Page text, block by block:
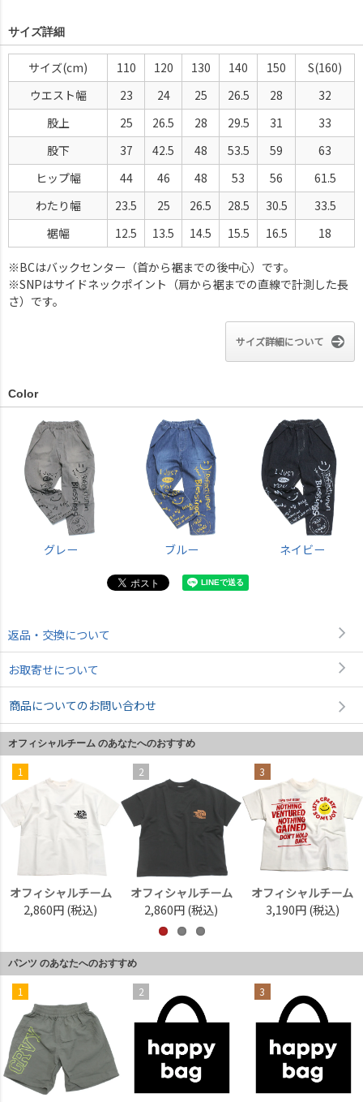
サイズ詳細
サイズ(cm) 110 120 130 140 150
S(160)
ウエスト幅
23 24 25 26.5 28
32
股上
25 26.5 28 29.5 31
33
股下
37 42.5 48 53.5 59
63
ヒップ幅
44 46 48 53 56
61.5
わたり幅
23.5 25 26.5 28.5 30.5
33.5
裾幅
12.5 13.5 14.5 15.5 16.5 18
※BCはバックセンター（首から裾までの後中心）です。
※SNPはサイドネックポイント（肩から裾までの直線で計測した長
さ）です。
サイズ詳細について
Color
グレー ブルー ネイビー
返品・交換について
お取寄せについて
商品についてのお問い合わせ
オフィシャルチーム のあなたへのおすすめ
1
オフィシャルチーム
2,860円 (税込)
2
オフィシャルチーム
2,860円 (税込)
3
オフィシャルチーム
3,190円 (税込)
パンツ のあなたへのおすすめ
1 2 3